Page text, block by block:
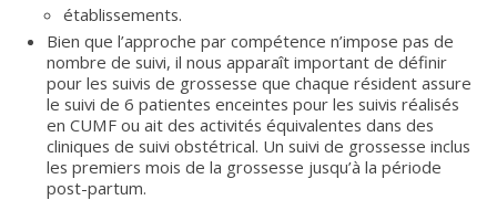
établissements.
Bien que l’approche par compétence n’impose pas de
nombre de suivi, il nous apparaît important de définir
pour les suivis de grossesse que chaque résident assure
le suivi de 6 patientes enceintes pour les suivis réalisés
en CUMF ou ait des activités équivalentes dans des
cliniques de suivi obstétrical. Un suivi de grossesse inclus
les premiers mois de la grossesse jusqu’à la période
post-partum.